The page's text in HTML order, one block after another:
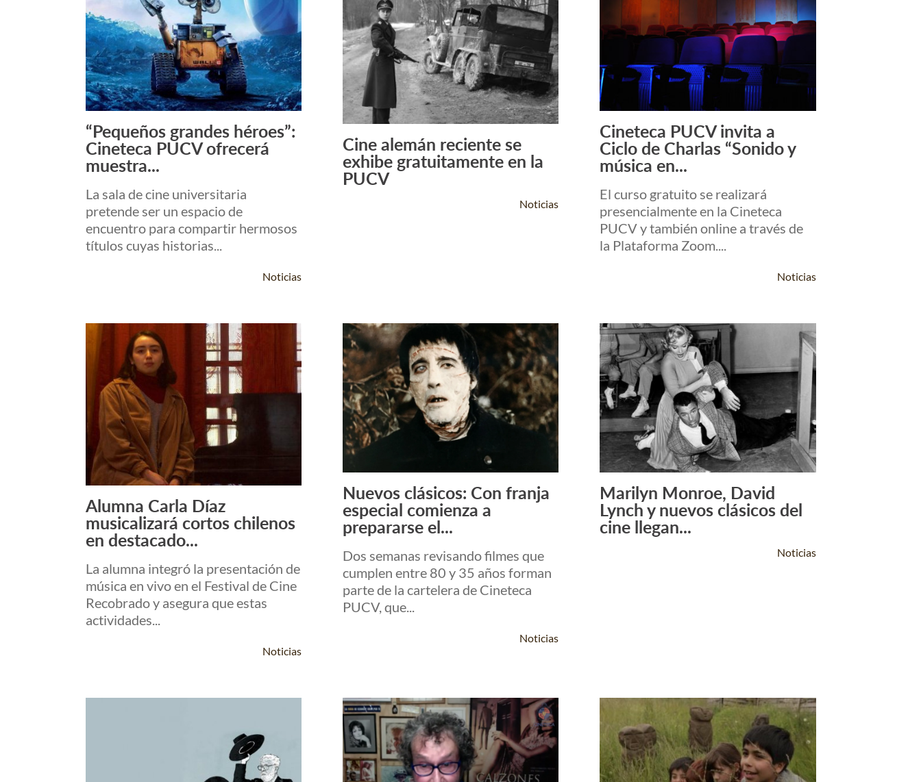
Leer Más +
“Pequeños grandes héroes”:
Cineteca PUCV ofrecerá
muestra...
La sala de cine universitaria
pretende ser un espacio de
encuentro para compartir hermosos
títulos cuyas historias...
Noticias
Leer Más +
Cine alemán reciente se
exhibe gratuitamente en la
PUCV
Noticias
Leer Más +
Cineteca PUCV invita a
Ciclo de Charlas “Sonido y
música en...
El curso gratuito se realizará
presencialmente en la Cineteca
PUCV y también online a través de
la Plataforma Zoom....
Noticias
Leer Más +
Alumna Carla Díaz
musicalizará cortos chilenos
en destacado...
La alumna integró la presentación de
música en vivo en el Festival de Cine
Recobrado y asegura que estas
actividades...
Noticias
Leer Más +
Nuevos clásicos: Con franja
especial comienza a
prepararse el...
Dos semanas revisando filmes que
cumplen entre 80 y 35 años forman
parte de la cartelera de Cineteca
PUCV, que...
Noticias
Leer Más +
Marilyn Monroe, David
Lynch y nuevos clásicos del
cine llegan...
Noticias